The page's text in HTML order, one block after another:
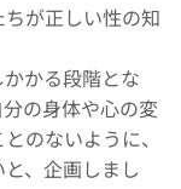
が正しい性の知
かる段階とな
の身体や心の変
のないように、
、企画しまし